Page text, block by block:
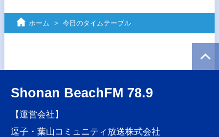
ホーム 今日のタイムテーブル
Shonan BeachFM 78.9
【運営会社】
逗子・葉山コミュニティ放送株式会社